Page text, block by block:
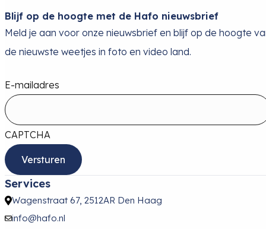
Blijf op de hoogte met de Hafo nieuwsbrief
Meld je aan voor onze nieuwsbrief en blijf op de hoogte
de nieuwste weetjes in foto en video land.
E-mailadres
CAPTCHA
Services
Wagenstraat 67, 2512AR Den Haag
info@hafo.nl